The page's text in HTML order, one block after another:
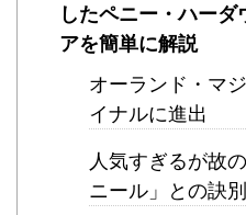
したペニー・ハーダ
アを簡単に解説
オーランド・マ
イナルに進出
人気すぎるが故
ニール」との訣別